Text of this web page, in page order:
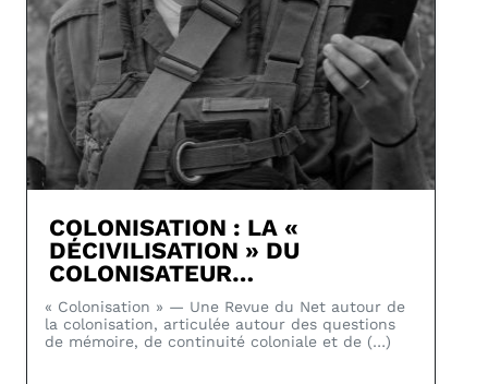
COLONISATION : LA «
DÉCIVILISATION » DU
COLONISATEUR…
« Colonisation » — Une Revue du Net autour de
la colonisation, articulée autour des questions
de mémoire, de continuité coloniale et de (…)